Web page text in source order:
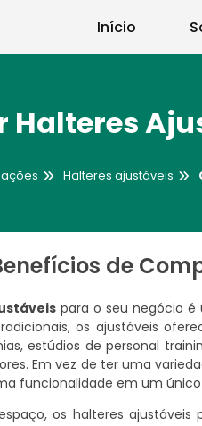
Início
Halteres
Halteres ajustáveis
de
para o seu negócio é
os ajustáveis
estúdios de personal
Em vez de ter uma
funcionalidade em um
os halteres